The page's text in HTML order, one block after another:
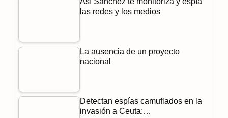
las redes y los medios
La ausencia de un proyecto
nacional
Detectan espías camuflados en la
invasión a Ceuta:…